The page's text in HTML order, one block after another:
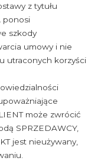
z tytułu
ponosi
szkody
umowy i nie
utraconych korzyści
może zwrócić
SPRZEDAWCY,
jest nieużywany,